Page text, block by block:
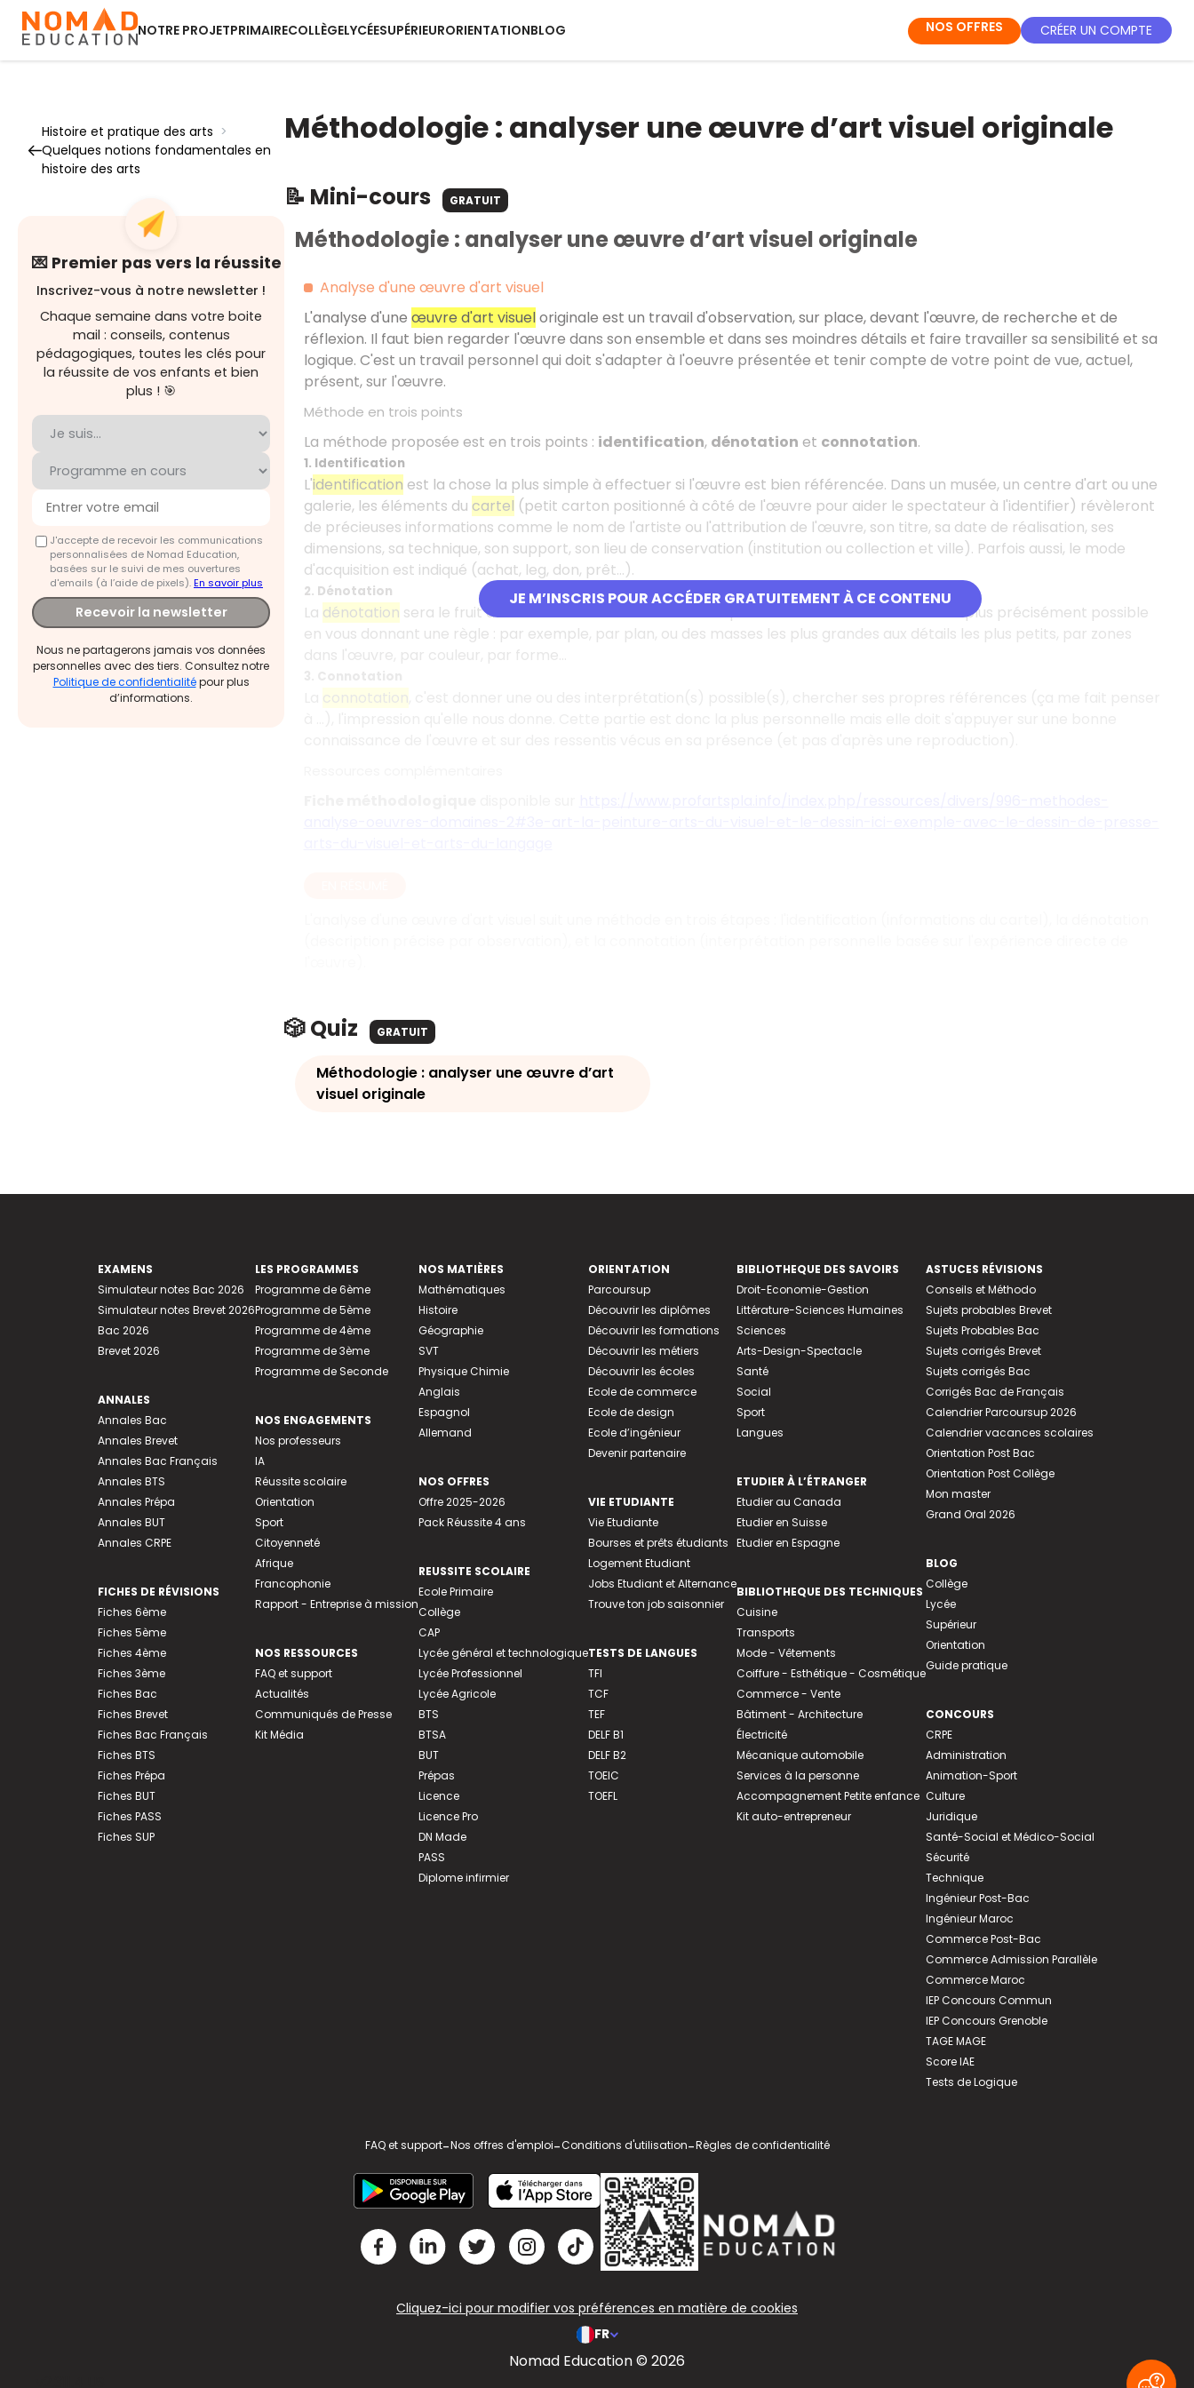
NOTRE PROJETPRIMAIRECOLLÈGELYCÉESUPÉRIEURORIENTATIONBLOG NOS OFFRES CRÉER UN COMPTE
Histoire et pratique des arts >
Quelques notions fondamentales en
histoire des arts
💌 Premier pas vers la réussite
Inscrivez-vous à notre newsletter !
Chaque semaine dans votre boite
mail : conseils, contenus
pédagogiques, toutes les clés pour
la réussite de vos enfants et bien
plus ! 🎯
J'accepte de recevoir les communications
personnalisées de Nomad Education,
basées sur le suivi de mes ouvertures
d'emails (à l’aide de pixels).En savoir plus
Recevoir la newsletter
Nous ne partagerons jamais vos données
personnelles avec des tiers. Consultez notre
Politique de confidentialitépour plus
d’informations.
Méthodologie : analyser une œuvre d’art visuel originale
📝 Mini-cours GRATUIT
JE M’INSCRIS POUR ACCÉDER GRATUITEMENT À CE CONTENU
Méthodologie : analyser une œuvre d’art visuel originale
Analyse d'une œuvre d'art visuel
L'analyse d'une œuvre d'art visueloriginale est un travail d'observation, sur place, devant l'œuvre, de recherche et de
réflexion. Il faut bien regarder l'œuvre dans son ensemble et dans ses moindres détails et faire travailler sa sensibilité et sa
logique. C'est un travail personnel qui doit s'adapter à l'oeuvre présentée et tenir compte de votre point de vue, actuel,
présent, sur l'œuvre.
Méthode en trois points
La méthode proposée est en trois points : identification, dénotation et connotation.
1. Identification
L'identification est la chose la plus simple à effectuer si l'œuvre est bien référencée. Dans un musée, un centre d'art ou une
galerie, les éléments du cartel (petit carton positionné à côté de l'œuvre pour aider le spectateur à l'identifier) révèleront
de précieuses informations comme le nom de l'artiste ou l'attribution de l'œuvre, son titre, sa date de réalisation, ses
dimensions, sa technique, son support, son lieu de conservation (institution ou collection et ville). Parfois aussi, le mode
d'acquisition est indiqué (achat, leg, don, prêt…).
2. Dénotation
La dénotation sera le fruit d'une observation minutieuse vous permettant de décrire l'œuvre le plus précisément possible
en vous donnant une règle : par exemple, par plan, ou des masses les plus grandes aux détails les plus petits, par zones
dans l'œuvre, par couleur, par forme…
connotation
🎲 Quiz GRATUIT
Méthodologie : analyser une œuvre d’art
visuel originale
EXAMENS
Simulateur notes Bac 2026
Simulateur notes Brevet 2026
Bac 2026
Brevet 2026
ANNALES
Annales Bac
Annales Brevet
Annales Bac Français
Annales BTS
Annales Prépa
Annales BUT
Annales CRPE
FICHES DE RÉVISIONS
Fiches 6ème
Fiches 5ème
Fiches 4ème
Fiches 3ème
Fiches Bac
Fiches Brevet
Fiches Bac Français
Fiches BTS
Fiches Prépa
Fiches BUT
Fiches PASS
Fiches SUP
LES PROGRAMMES
Programme de 6ème
Programme de 5ème
Programme de 4ème
Programme de 3ème
Programme de Seconde
NOS ENGAGEMENTS
Nos professeurs
IA
Réussite scolaire
Orientation
Sport
Citoyenneté
Afrique
Francophonie
Rapport - Entreprise à mission
NOS RESSOURCES
FAQ et support
Actualités
Communiqués de Presse
Kit Média
NOS MATIÈRES
Mathématiques
Histoire
Géographie
SVT
Physique Chimie
Anglais
Espagnol
Allemand
NOS OFFRES
Offre 2025-2026
Pack Réussite 4 ans
REUSSITE SCOLAIRE
Ecole Primaire
Collège
CAP
Lycée général et technologique
Lycée Professionnel
Lycée Agricole
BTS
BTSA
BUT
Prépas
Licence
Licence Pro
DN Made
PASS
Diplome infirmier
ORIENTATION
Parcoursup
Découvrir les diplômes
Découvrir les formations
Découvrir les métiers
Découvrir les écoles
Ecole de commerce
Ecole de design
Ecole d’ingénieur
Devenir partenaire
VIE ETUDIANTE
Vie Etudiante
Bourses et prêts étudiants
Logement Etudiant
Jobs Etudiant et Alternance
Trouve ton job saisonnier
TESTS DE LANGUES
TFI
TCF
TEF
DELF B1
DELF B2
TOEIC
TOEFL
BIBLIOTHEQUE DES SAVOIRS
Droit-Economie-Gestion
Littérature-Sciences Humaines
Sciences
Arts-Design-Spectacle
Santé
Social
Sport
Langues
ETUDIER À L’ÉTRANGER
Etudier au Canada
Etudier en Suisse
Etudier en Espagne
BIBLIOTHEQUE DES TECHNIQUES
Cuisine
Transports
Mode - Vêtements
Coiffure - Esthétique - Cosmétique
Commerce - Vente
Bâtiment - Architecture
Électricité
Mécanique automobile
Services à la personne
Accompagnement Petite enfance
Kit auto-entrepreneur
ASTUCES RÉVISIONS
Conseils et Méthodo
Sujets probables Brevet
Sujets Probables Bac
Sujets corrigés Brevet
Sujets corrigés Bac
Corrigés Bac de Français
Calendrier Parcoursup 2026
Calendrier vacances scolaires
Orientation Post Bac
Orientation Post Collège
Mon master
Grand Oral 2026
BLOG
Collège
Lycée
Supérieur
Orientation
Guide pratique
CONCOURS
CRPE
Administration
Animation-Sport
Culture
Juridique
Santé-Social et Médico-Social
Sécurité
Technique
Ingénieur Post-Bac
Ingénieur Maroc
Commerce Post-Bac
Commerce Admission Parallèle
Commerce Maroc
IEP Concours Commun
IEP Concours Grenoble
TAGE MAGE
Score IAE
Tests de Logique
FAQ et support-Nos offres d'emploi-Conditions d'utilisation-Règles de confidentialité
Cliquez-ici pour modifier vos préférences en matière de cookies
FR
Nomad Education © 2026